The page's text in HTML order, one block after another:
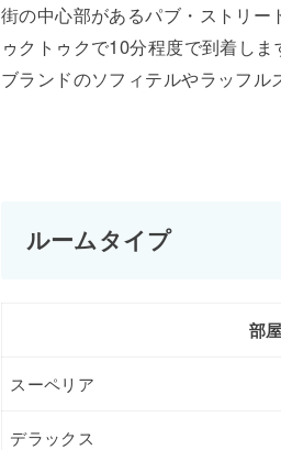
街の中心部があるパブ・ストリー
ゥクトゥクで10分程度で到着し
ブランドのソフィテルやラッフル
ルームタイプ
部
スーペリア
デラックス